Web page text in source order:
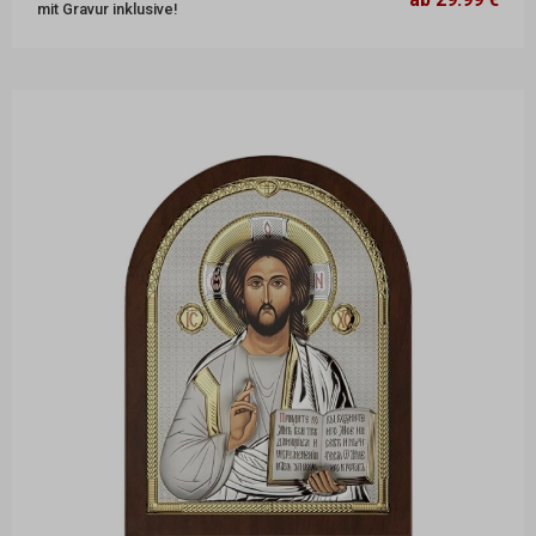
mit Gravur inklusive!